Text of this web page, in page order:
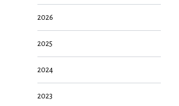
2026
2025
2024
2023